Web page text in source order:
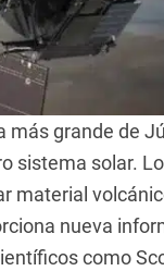
más grande de
sistema solar.
material
nueva
como